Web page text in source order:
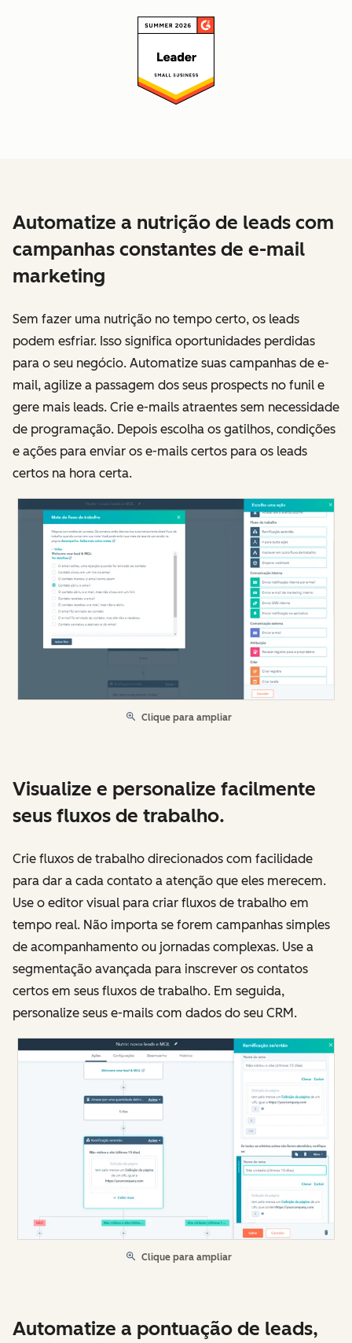
Automatize a nutrição de leads com
campanhas constantes de e-mail
marketing
Sem fazer uma nutrição no tempo certo, os leads
podem esfriar. Isso significa oportunidades perdidas
para o seu negócio. Automatize suas campanhas de e-
mail, agilize a passagem dos seus prospects no funil e
gere mais leads. Crie e-mails atraentes sem necessidade
de programação. Depois escolha os gatilhos, condições
e ações para enviar os e-mails certos para os leads
certos na hora certa.
Clique para ampliar
Visualize e personalize facilmente
seus fluxos de trabalho.
Crie fluxos de trabalho direcionados com facilidade
para dar a cada contato a atenção que eles merecem.
Use o editor visual para criar fluxos de trabalho em
tempo real. Não importa se forem campanhas simples
de acompanhamento ou jornadas complexas. Use a
segmentação avançada para inscrever os contatos
certos em seus fluxos de trabalho. Em seguida,
personalize seus e-mails com dados do seu CRM.
Clique para ampliar
Automatize a pontuação de leads,